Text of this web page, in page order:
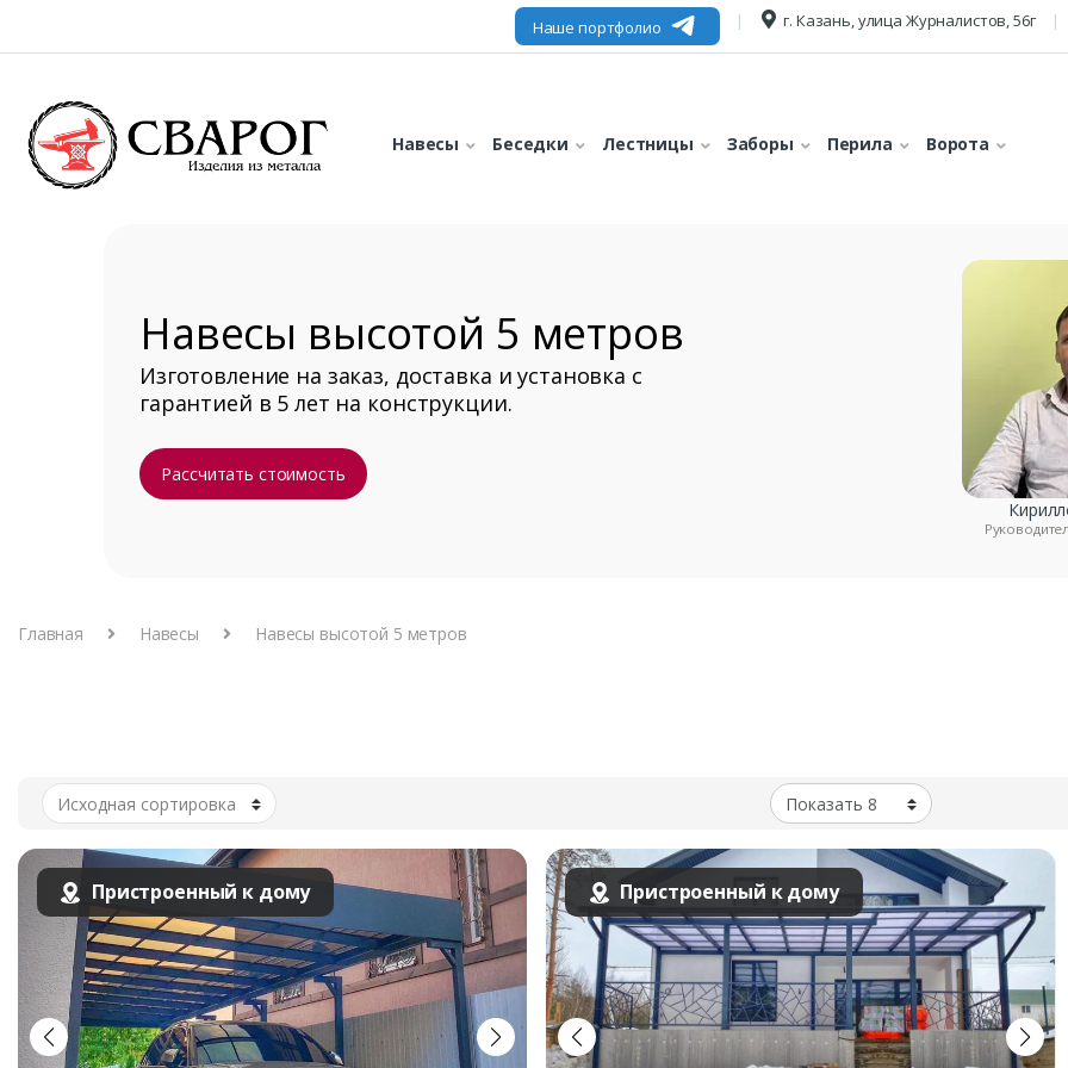
Наше портфолио г. Казань, улица Журналистов, 56г
Навесы Беседки Лестницы Заборы Перила Ворота
Навесы высотой 5 метров
Изготовление на заказ, доставка и установка с
гарантией в 5 лет на конструкции.
Рассчитать стоимость
Главная Навесы Навесы высотой 5 метров
Пристроенный к дому Пристроенный к дому